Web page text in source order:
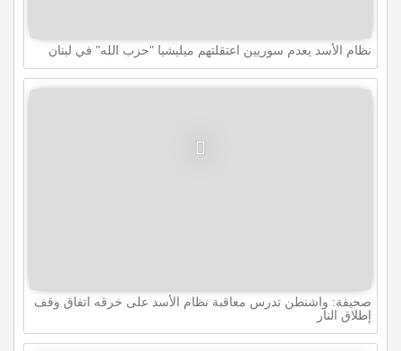
نظام اﻷسد يعدم سوريين اعتقلتهم ميليشيا "حزب الله" في لبنان
صحيفة: واشنطن تدرس معاقبة نظام الأسد على خرقه اتفاق وقف
إطلاق النار